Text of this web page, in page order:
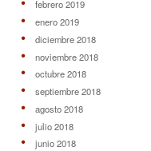
febrero 2019
enero 2019
diciembre 2018
noviembre 2018
octubre 2018
septiembre 2018
agosto 2018
julio 2018
junio 2018